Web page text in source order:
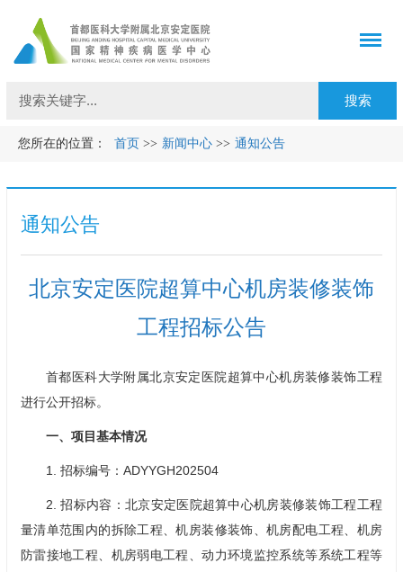
您所在的位置： 首页 >> 新闻中心 >> 通知公告
通知公告
北京安定医院超算中心机房装修装饰
工程招标公告
首都医科大学附属北京安定医院超算中心机房装修装饰工程
进行公开招标。
一、项目基本情况
1. 招标编号：ADYYGH202504
2. 招标内容：北京安定医院超算中心机房装修装饰工程工程
量清单范围内的拆除工程、机房装修装饰、机房配电工程、机房
防雷接地工程、机房弱电工程、动力环境监控系统等系统工程等